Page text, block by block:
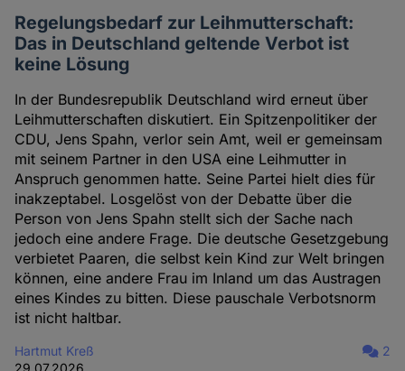
Regelungsbedarf zur Leihmutterschaft:
Das in Deutschland geltende Verbot ist
keine Lösung
In der Bundesrepublik Deutschland wird erneut über
Leihmutterschaften diskutiert. Ein Spitzenpolitiker der
CDU, Jens Spahn, verlor sein Amt, weil er gemeinsam
mit seinem Partner in den USA eine Leihmutter in
Anspruch genommen hatte. Seine Partei hielt dies für
inakzeptabel. Losgelöst von der Debatte über die
Person von Jens Spahn stellt sich der Sache nach
jedoch eine andere Frage. Die deutsche Gesetzgebung
verbietet Paaren, die selbst kein Kind zur Welt bringen
können, eine andere Frau im Inland um das Austragen
eines Kindes zu bitten. Diese pauschale Verbotsnorm
ist nicht haltbar.
Hartmut Kreß
29.07.2026
2